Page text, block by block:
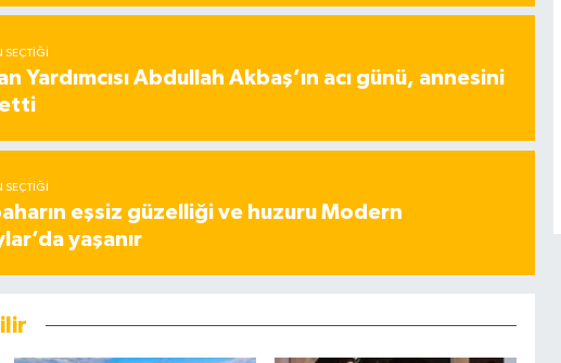
SEÇTIĞI
Yardımcısı Abdullah Akbaş’ın acı günü, annesini
SEÇTIĞI
eşsiz güzelliği ve huzuru Modern
yaşanır